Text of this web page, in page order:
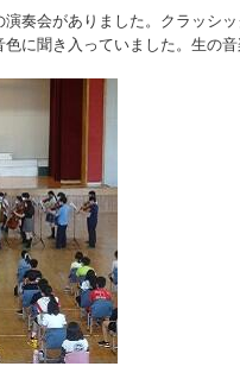
奏会がありました。クラッシ
に聞き入っていました。生の